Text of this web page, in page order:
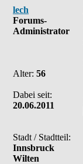
lech
Forums-
Administrator
Alter: 56
Dabei seit:
20.06.2011
Stadt / Stadtteil:
Innsbruck
Wilten